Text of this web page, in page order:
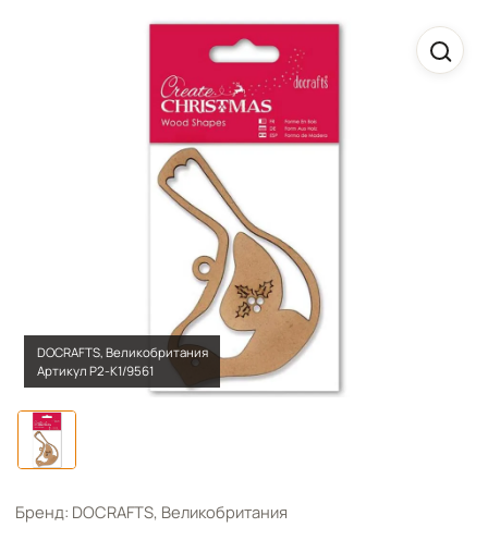
DOCRAFTS, Великобритания
Артикул Р2-К1/9561
Бренд: DOCRAFTS, Великобритания